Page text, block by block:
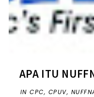
APA ITU
INCPC, CPUV,